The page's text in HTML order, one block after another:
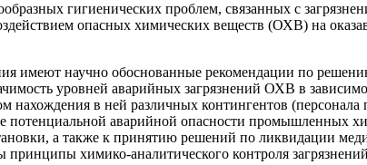
гигиенических проблем, связанных с
опасных химиче­ских веществ (ОХВ) на
имеют научно обоснованные рекомендации по
уровней аварий­ных загрязнений ОХВ в
нахождения в ней различных контингентов (персонала
потенциальной аварийной опасности промышленных
а также к принятию решений по ликвидации
химико­-аналитического контроля